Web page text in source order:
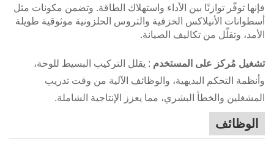
فإنها توفّر توازنًا بين الأداء واستهلاك الطاقة. وتضمن مكونات مثل
أسطوانات الأنيلاكس الخزفية والتروس الحلزونية موثوقية طويلة
الأمد، وتقلّل من تكاليف الصيانة.
تشغيل مُركز على المستخدم : يقلل التركيب البسيط للوحة،
وأنظمة التحكم البديهية، والوظائف الآلية من وقت تدريب
المشغلين والخطأ البشري، مما يعزز الإنتاجية الشاملة.
الوظائف